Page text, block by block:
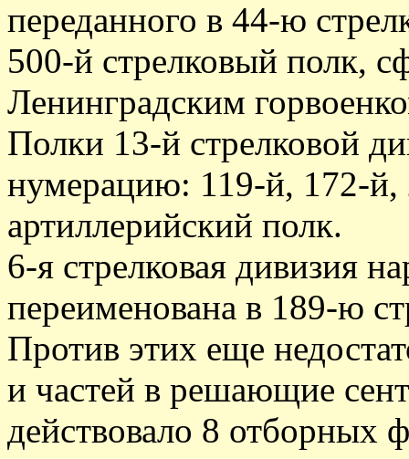
переданного в 44-ю
500-й стрелковый полк,
Ленинградским
Полки 13-й стрелковой
нумерацию: 119-й, 172-й,
артиллерийский полк.
6-я стрелковая дивизия
переименована в 189-ю
Против этих еще
и частей в решающие
действовало 8 отборных